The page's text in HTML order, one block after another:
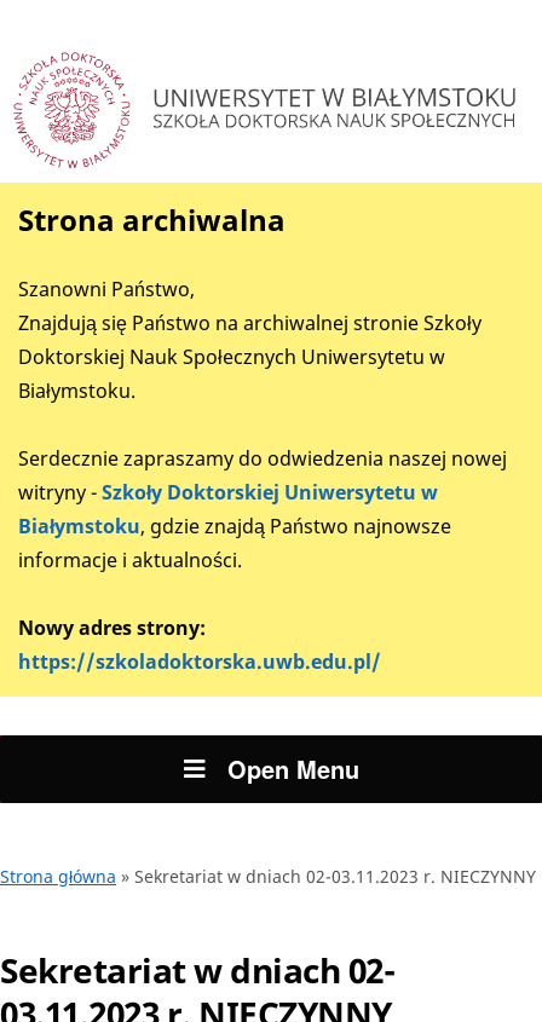
Strona archiwalna
Szanowni Państwo,
Znajdują się Państwo na archiwalnej stronie Szkoły
Doktorskiej Nauk Społecznych Uniwersytetu w
Białymstoku.
Serdecznie zapraszamy do odwiedzenia naszej nowej
witryny -Szkoły Doktorskiej Uniwersytetu w
Białymstoku, gdzie znajdą Państwo najnowsze
informacje i aktualności.
Nowy adres strony:
https://szkoladoktorska.uwb.edu.pl/
Open Menu
Strona główna » Sekretariat w dniach 02-03.11.2023 r. NIECZYNNY
Sekretariat w dniach 02-